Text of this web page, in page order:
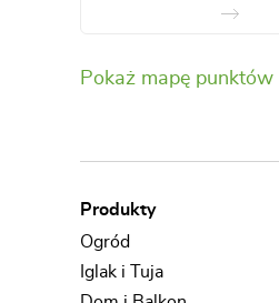
Pokaż mapę
Produkty
Ogród
Iglak i Tuja